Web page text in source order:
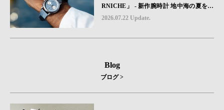
RNICHE」 - 新作腕時計 地中海の夏を映
す、爽やかなブルーダイヤル「Heritage C
2026.07.22 Update.
Blog
ブログ >